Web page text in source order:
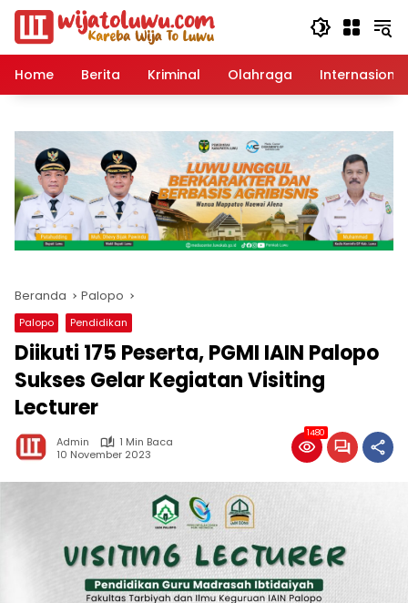
Langsung
konten
Home
Berita Kriminal Olahraga Internasional
Beranda Palopo
Palopo Pendidikan
Diikuti 175 Peserta, PGMI IAIN Palopo
Sukses Gelar Kegiatan Visiting
Lecturer
Admin
1 Min Baca
10 November 2023
1480